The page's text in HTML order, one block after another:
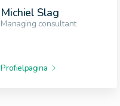
Michiel Slag
Managing consultant
Profielpagina